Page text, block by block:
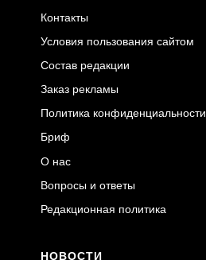
Контакты
Условия пользования сайтом
Состав редакции
Заказ рекламы
Политика конфиденциальности
Бриф
О нас
Вопросы и ответы
Редакционная политика
НОВОСТИ